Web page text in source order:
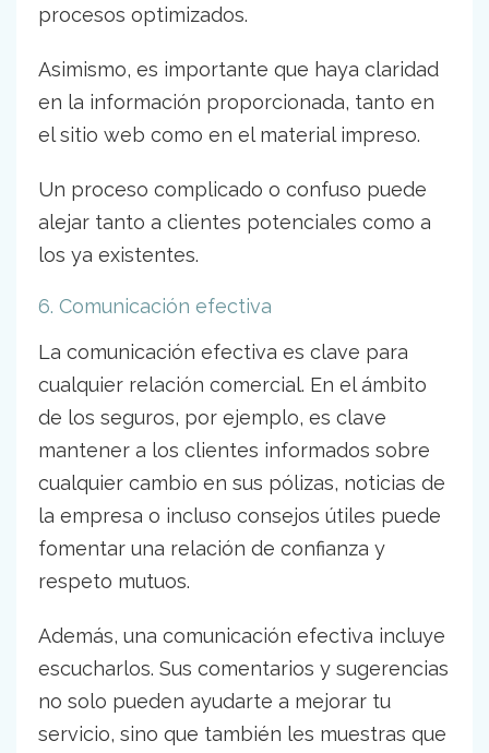
procesos optimizados.
Asimismo, es importante que haya claridad
en la información proporcionada, tanto en
el sitio web como en el material impreso.
Un proceso complicado o confuso puede
alejar tanto a clientes potenciales como a
los ya existentes.
6. Comunicación efectiva
La comunicación efectiva es clave para
cualquier relación comercial. En el ámbito
de los seguros, por ejemplo, es clave
mantener a los clientes informados sobre
cualquier cambio en sus pólizas, noticias de
la empresa o incluso consejos útiles puede
fomentar una relación de confianza y
respeto mutuos.
Además, una comunicación efectiva incluye
escucharlos. Sus comentarios y sugerencias
no solo pueden ayudarte a mejorar tu
servicio, sino que también les muestras que